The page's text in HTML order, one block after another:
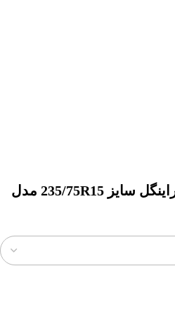
لاستیک تراینگل سایز 235/75R15 مدل